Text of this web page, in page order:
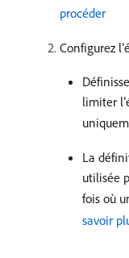
procéder
Configurez
limiter
La
utilisée
fois où
savoir